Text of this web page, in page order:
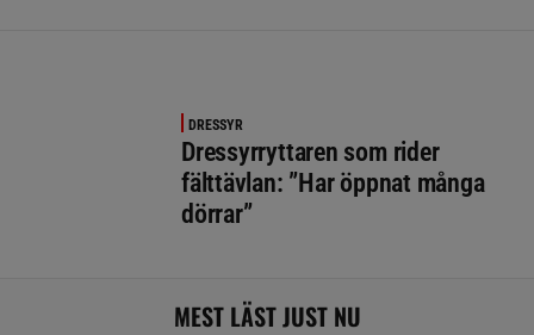
DRESSYR
Dressyrryttaren som rider
fälttävlan: ”Har öppnat många
dörrar”
MEST LÄST JUST NU